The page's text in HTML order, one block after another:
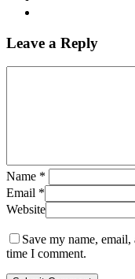
Leave a Reply
Name *
Email *
Website
Save my name,
time I comment.